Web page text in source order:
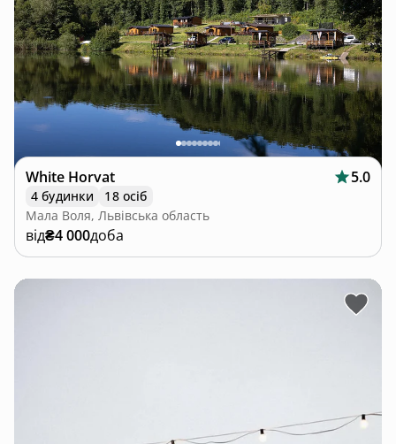
White Horvat 5.0
4 будинки
18 осіб
Мала Воля, Львівська область
від₴4 000доба